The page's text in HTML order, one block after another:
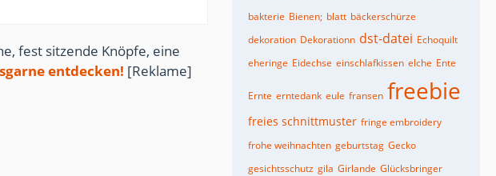
fest sitzende Knöpfe, eine
entdecken! [Reklame]
bakterie Bienen; blatt bäckerschürze
dekoration Dekorationn dst-datei Echoquilt
eheringe Eidechse einschlafkissen elche Ente
Ernte erntedank eule fransen freebie
freies schnittmuster fringe embroidery
frohe weihnachten geburtstag Gecko
gesichtsschutz gila Girlande Glücksbringer